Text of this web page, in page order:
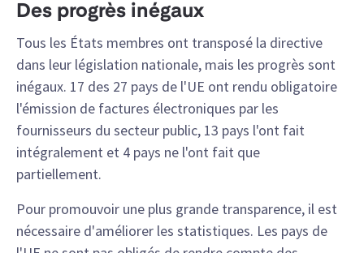
Des progrès inégaux
Tous les États membres ont transposé la directive
dans leur législation nationale, mais les progrès sont
inégaux. 17 des 27 pays de l'UE ont rendu obligatoire
l'émission de factures électroniques par les
fournisseurs du secteur public, 13 pays l'ont fait
intégralement et 4 pays ne l'ont fait que
partiellement.
Pour promouvoir une plus grande transparence, il est
nécessaire d'améliorer les statistiques. Les pays de